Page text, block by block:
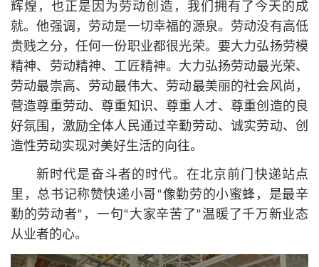
辉煌，也正是因为劳动创造，我们拥有了今天的成
就。他强调，劳动是一切幸福的源泉。劳动没有高低
贵贱之分，任何一份职业都很光荣。要大力弘扬劳模
精神、劳动精神、工匠精神。大力弘扬劳动最光荣、
劳动最崇高、劳动最伟大、劳动最美丽的社会风尚，
营造尊重劳动、尊重知识、尊重人才、尊重创造的良
好氛围，激励全体人民通过辛勤劳动、诚实劳动、创
造性劳动实现对美好生活的向往。
新时代是奋斗者的时代。在北京前门快递站点
里， 总书记称赞快递小哥“像勤劳的小蜜蜂，是最辛
勤的劳动者”，一句“大家辛苦了”温暖了千万新业态
从业者的心。